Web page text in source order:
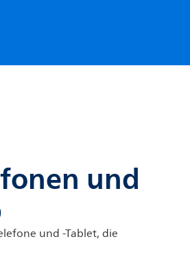
und
und -Tablet, die